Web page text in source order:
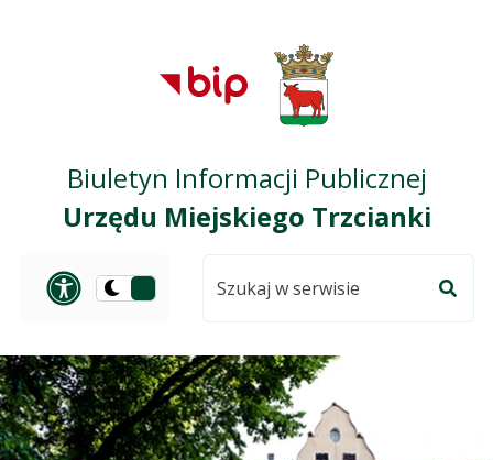
Przejdź do
głównego menu
Przejdź do treści
Przejdź do mapy
serwisu
Biuletyn Informacji Publicznej
Urzędu Miejskiego Trzcianki
Panel dostosowania
Przełącz
ciemną
serwisie